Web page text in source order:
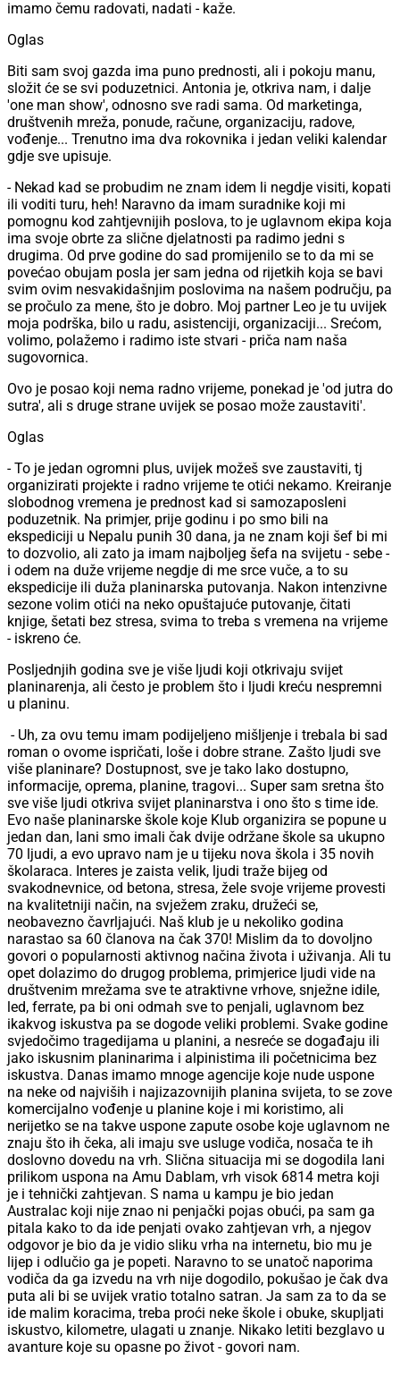
imamo čemu radovati, nadati - kaže.
Oglas
Biti sam svoj gazda ima puno prednosti, ali i pokoju manu,
složit će se svi poduzetnici. Antonia je, otkriva nam, i dalje
'one man show', odnosno sve radi sama. Od marketinga,
društvenih mreža, ponude, račune, organizaciju, radove,
vođenje... Trenutno ima dva rokovnika i jedan veliki kalendar
gdje sve upisuje.
- Nekad kad se probudim ne znam idem li negdje visiti, kopati
ili voditi turu, heh! Naravno da imam suradnike koji mi
pomognu kod zahtjevnijih poslova, to je uglavnom ekipa koja
ima svoje obrte za slične djelatnosti pa radimo jedni s
drugima. Od prve godine do sad promijenilo se to da mi se
povećao obujam posla jer sam jedna od rijetkih koja se bavi
svim ovim nesvakidašnjim poslovima na našem području, pa
se pročulo za mene, što je dobro. Moj partner Leo je tu uvijek
moja podrška, bilo u radu, asistenciji, organizaciji... Srećom,
volimo, polažemo i radimo iste stvari - priča nam naša
sugovornica.
Ovo je posao koji nema radno vrijeme, ponekad je 'od jutra do
sutra', ali s druge strane uvijek se posao može zaustaviti'.
Oglas
- To je jedan ogromni plus, uvijek možeš sve zaustaviti, tj
organizirati projekte i radno vrijeme te otići nekamo. Kreiranje
slobodnog vremena je prednost kad si samozaposleni
poduzetnik. Na primjer, prije godinu i po smo bili na
ekspediciji u Nepalu punih 30 dana, ja ne znam koji šef bi mi
to dozvolio, ali zato ja imam najboljeg šefa na svijetu - sebe -
i odem na duže vrijeme negdje di me srce vuče, a to su
ekspedicije ili duža planinarska putovanja. Nakon intenzivne
sezone volim otići na neko opuštajuće putovanje, čitati
knjige, šetati bez stresa, svima to treba s vremena na vrijeme
- iskreno će.
Posljednjih godina sve je više ljudi koji otkrivaju svijet
planinarenja, ali često je problem što i ljudi kreću nespremni
u planinu.
- Uh, za ovu temu imam podijeljeno mišljenje i trebala bi sad
roman o ovome ispričati, loše i dobre strane. Zašto ljudi sve
više planinare? Dostupnost, sve je tako lako dostupno,
informacije, oprema, planine, tragovi... Super sam sretna što
sve više ljudi otkriva svijet planinarstva i ono što s time ide.
Evo naše planinarske škole koje Klub organizira se popune u
jedan dan, lani smo imali čak dvije održane škole sa ukupno
70 ljudi, a evo upravo nam je u tijeku nova škola i 35 novih
školaraca. Interes je zaista velik, ljudi traže bijeg od
svakodnevnice, od betona, stresa, žele svoje vrijeme provesti
na kvalitetniji način, na svježem zraku, družeći se,
neobavezno čavrljajući. Naš klub je u nekoliko godina
narastao sa 60 članova na čak 370! Mislim da to dovoljno
govori o popularnosti aktivnog načina života i uživanja. Ali tu
opet dolazimo do drugog problema, primjerice ljudi vide na
društvenim mrežama sve te atraktivne vrhove, snježne idile,
led, ferrate, pa bi oni odmah sve to penjali, uglavnom bez
ikakvog iskustva pa se dogode veliki problemi. Svake godine
svjedočimo tragedijama u planini, a nesreće se događaju ili
jako iskusnim planinarima i alpinistima ili početnicima bez
iskustva. Danas imamo mnoge agencije koje nude uspone
na neke od najviših i najizazovnijih planina svijeta, to se zove
komercijalno vođenje u planine koje i mi koristimo, ali
nerijetko se na takve uspone zapute osobe koje uglavnom ne
znaju što ih čeka, ali imaju sve usluge vodiča, nosača te ih
doslovno dovedu na vrh. Slična situacija mi se dogodila lani
prilikom uspona na Amu Dablam, vrh visok 6814 metra koji
je i tehnički zahtjevan. S nama u kampu je bio jedan
Australac koji nije znao ni penjački pojas obući, pa sam ga
pitala kako to da ide penjati ovako zahtjevan vrh, a njegov
odgovor je bio da je vidio sliku vrha na internetu, bio mu je
lijep i odlučio ga je popeti. Naravno to se unatoč naporima
vodiča da ga izvedu na vrh nije dogodilo, pokušao je čak dva
puta ali bi se uvijek vratio totalno satran. Ja sam za to da se
ide malim koracima, treba proći neke škole i obuke, skupljati
iskustvo, kilometre, ulagati u znanje. Nikako letiti bezglavo u
avanture koje su opasne po život - govori nam.